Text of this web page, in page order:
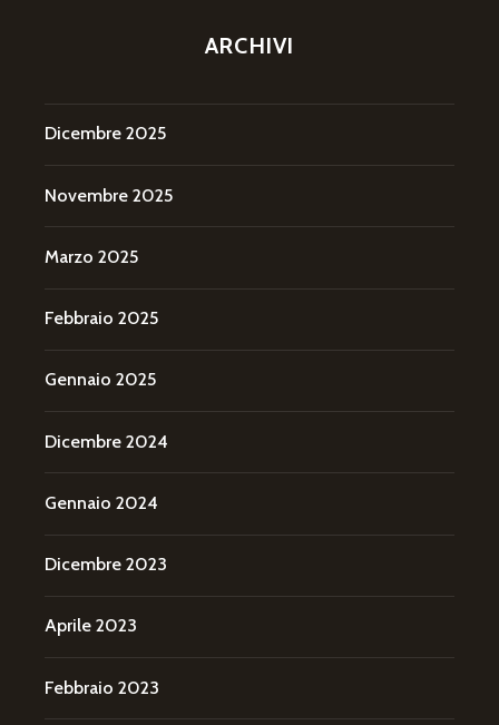
ARCHIVI
Dicembre 2025
Novembre 2025
Marzo 2025
Febbraio 2025
Gennaio 2025
Dicembre 2024
Gennaio 2024
Dicembre 2023
Aprile 2023
Febbraio 2023